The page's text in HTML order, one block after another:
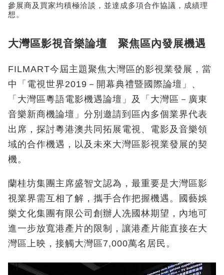
參展商及買家均積極洽談，並達成多項合作協議，成績理
想。
大灣區影視音樂論壇 聚焦區內發展機遇
FILMART今屆主題聚焦大灣區的影視業發展，當
中「電視世界2019－開幕典禮暨國際論壇」、
「大灣區粵語電影機遇論壇」及「大灣區－廣東
音樂新商機論壇」分別邀請到區內多個業界代表
出席，探討粵港澳共同拓展電視、電影及音樂領
域的合作機遇，以及未來大灣區影視業發展的契
機。
蘭桂坊集團主席盛智文認為，最重要是大灣區影
視業界需互相了解，攜手合作把握機遇。國藝娛
樂文化集團有限公司創辦人冼國林期望，內地可
進一步放寬港產片的限制，讓港產片能直接在大
灣區上映，接觸大灣區7,000萬名居民。